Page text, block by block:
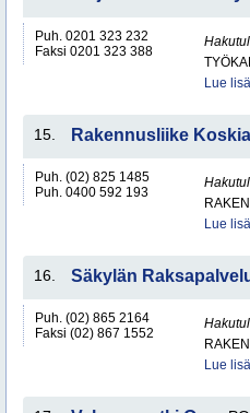
Puh. 0201 323 232
Faksi 0201 323 388
Lue
15. Rakennusliike
Puh. (02) 825 1485
Puh. 0400 592 193
Lue
16. Säkylän
Puh. (02) 865 2164
Faksi (02) 867 1552
Lue